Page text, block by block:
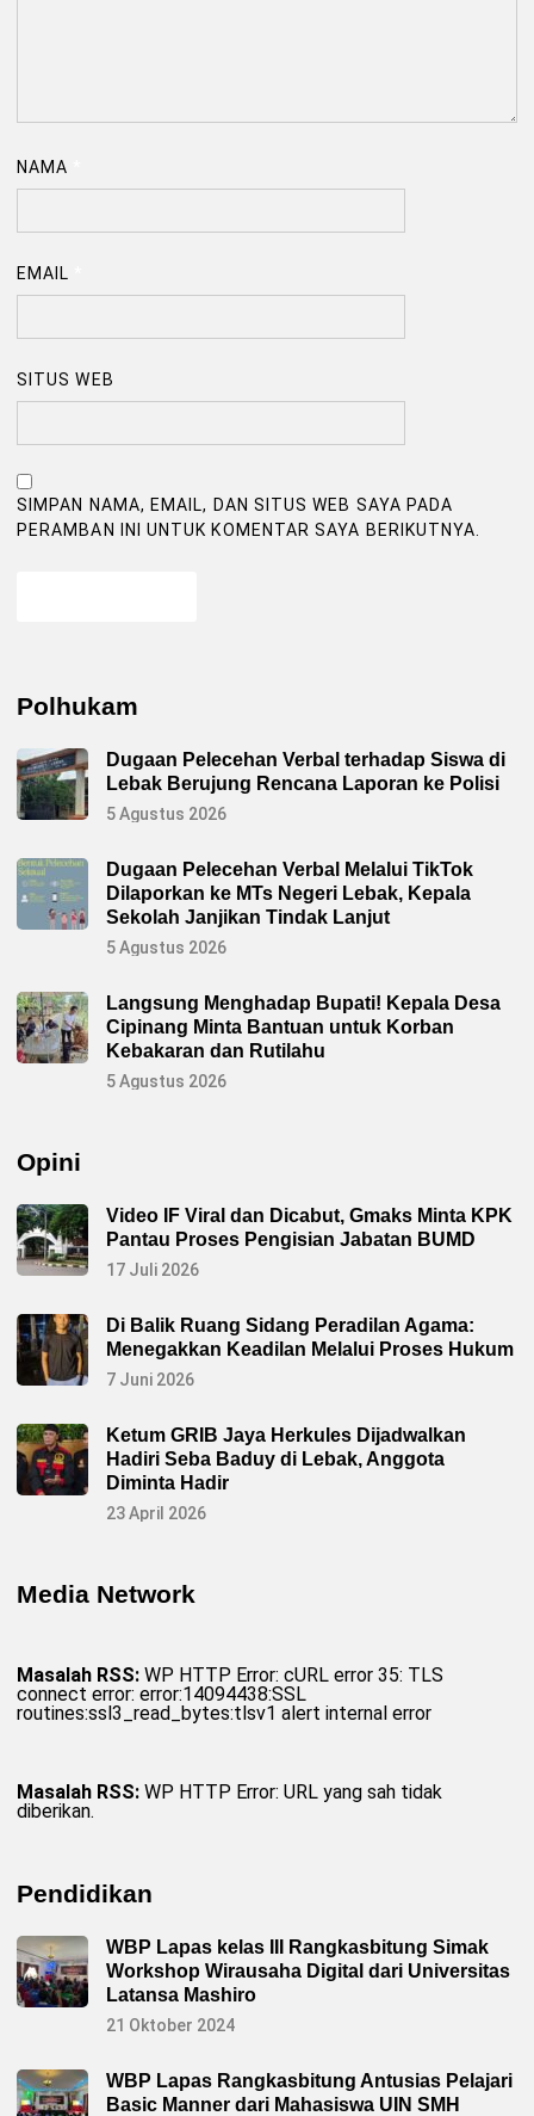
NAMA
EMAIL
SITUS WEB
SIMPAN NAMA, EMAIL, DAN SITUS WEB SAYA PADA
PERAMBAN INI UNTUK KOMENTAR SAYA BERIKUTNYA.
Polhukam
Dugaan Pelecehan Verbal terhadap Siswa di
Lebak Berujung Rencana Laporan ke Polisi
5 Agustus 2026
Dugaan Pelecehan Verbal Melalui TikTok
Dilaporkan ke MTs Negeri Lebak, Kepala
Sekolah Janjikan Tindak Lanjut
5 Agustus 2026
Langsung Menghadap Bupati! Kepala Desa
Cipinang Minta Bantuan untuk Korban
Kebakaran dan Rutilahu
5 Agustus 2026
Opini
Video IF Viral dan Dicabut, Gmaks Minta KPK
Pantau Proses Pengisian Jabatan BUMD
17 Juli 2026
Di Balik Ruang Sidang Peradilan Agama:
Menegakkan Keadilan Melalui Proses Hukum
7 Juni 2026
Ketum GRIB Jaya Herkules Dijadwalkan
Hadiri Seba Baduy di Lebak, Anggota
Diminta Hadir
23 April 2026
Media Network
Masalah RSS: WP HTTP Error: cURL error 35: TLS
connect error: error:14094438:SSL
routines:ssl3_read_bytes:tlsv1 alert internal error
Masalah RSS: WP HTTP Error: URL yang sah tidak
diberikan.
Pendidikan
WBP Lapas kelas III Rangkasbitung Simak
Workshop Wirausaha Digital dari Universitas
Latansa Mashiro
21 Oktober 2024
WBP Lapas Rangkasbitung Antusias Pelajari
Basic Manner dari Mahasiswa UIN SMH